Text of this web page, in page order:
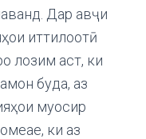
Дар авҷи
иттилоотӣ
лозим аст, ки
буда, аз
муосир
ки аз